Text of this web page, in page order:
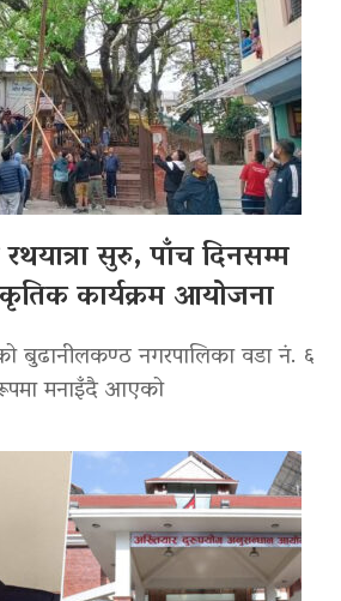
सुरु, पाँच दिनसम्म
कार्यक्रम आयोजना
बुढानीलकण्ठ नगरपालिका वडा नं. ६
रूपमा मनाइँदै आएको